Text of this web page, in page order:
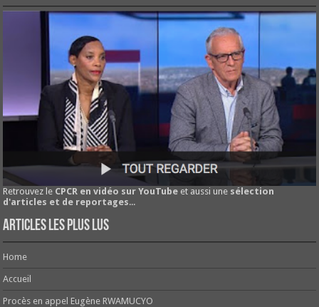
Retrouvez le CPCR en vidéo sur YouTube et aussi une sélection
d'articles et de reportages...
Articles les plus lus
Home
Accueil
Procès en appel Eugène RWAMUCYO